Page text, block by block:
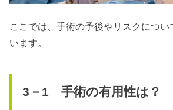
ここでは、手術の予後やリスクについ
います。
3－1 手術の有用性は？